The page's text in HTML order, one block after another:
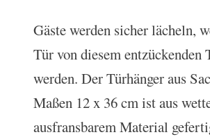
Gäste werden sicher lächeln,
Tür von diesem entzückenden
werden. Der Türhänger aus
Maßen 12 x 36 cm ist aus
ausfransbarem Material